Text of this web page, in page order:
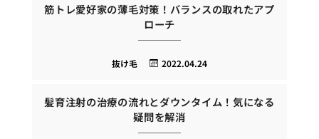
筋トレ愛好家の薄毛対策！バランスの取れたアプ
ローチ
2022.04.24
抜け毛
髪育注射の治療の流れとダウンタイム！気になる
疑問を解消